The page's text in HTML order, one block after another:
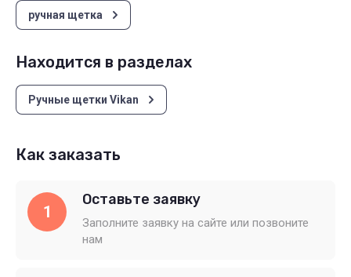
ручная щетка
Находится в разделах
Ручные щетки Vikan
Как заказать
1
Оставьте заявку
Заполните заявку на сайте или позвоните
нам